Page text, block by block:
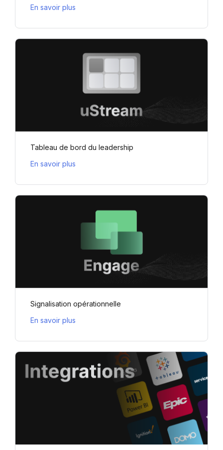
En savoir plus
Tableau de bord du leadership
En savoir plus
Signalisation opérationnelle
En savoir plus